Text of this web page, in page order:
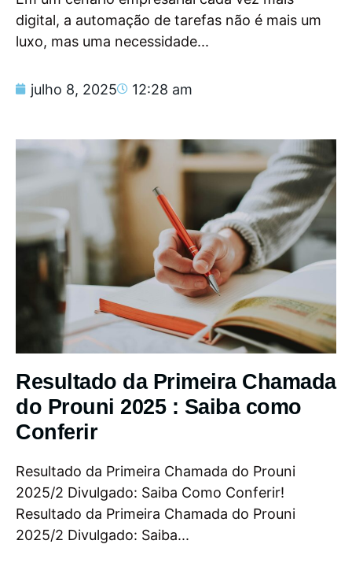
digital, a automação de tarefas não é mais um
luxo, mas uma necessidade...
julho 8, 2025 12:28 am
Resultado da Primeira Chamada
do Prouni 2025 : Saiba como
Conferir
Resultado da Primeira Chamada do Prouni
2025/2 Divulgado: Saiba Como Conferir!
Resultado da Primeira Chamada do Prouni
2025/2 Divulgado: Saiba...